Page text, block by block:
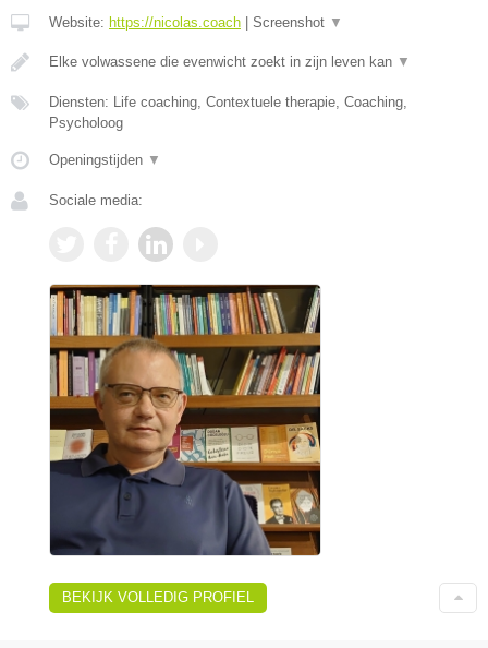
Website: https://nicolas.coach Screenshot ▼
Elke volwassene die evenwicht zoekt in zijn leven kan ▼
Diensten: Life coaching, Contextuele therapie, Coaching,
Psycholoog
Openingstijden ▼
Sociale media:
BEKIJK VOLLEDIG PROFIEL